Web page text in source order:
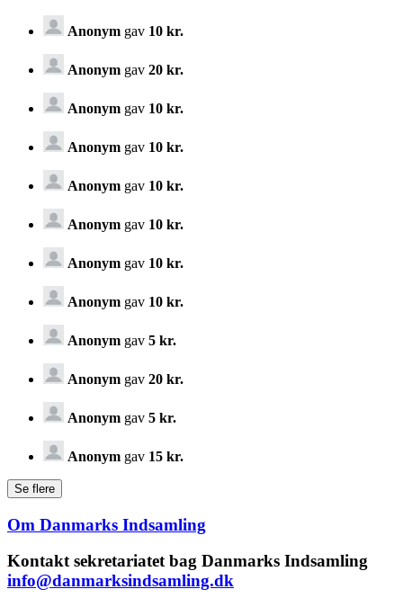
Anonym gav 10 kr.
Anonym gav 20 kr.
Anonym gav 10 kr.
Anonym gav 10 kr.
Anonym gav 10 kr.
Anonym gav 10 kr.
Anonym gav 10 kr.
Anonym gav 10 kr.
Anonym gav 5 kr.
Anonym gav 20 kr.
Anonym gav 5 kr.
Anonym gav 15 kr.
Om Danmarks Indsamling
Kontakt sekretariatet bag Danmarks Indsamling
info@danmarksindsamling.dk